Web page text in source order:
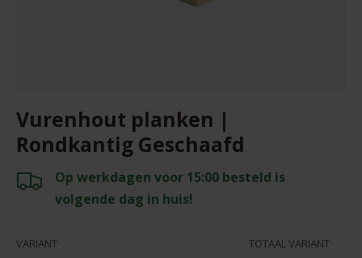
Vurenhout planken |
Rondkantig Geschaafd
Op werkdagen voor 15:00 besteld is
volgende dag in huis!
Uw winkelwagen
VARIANT TOTAAL VARIANT